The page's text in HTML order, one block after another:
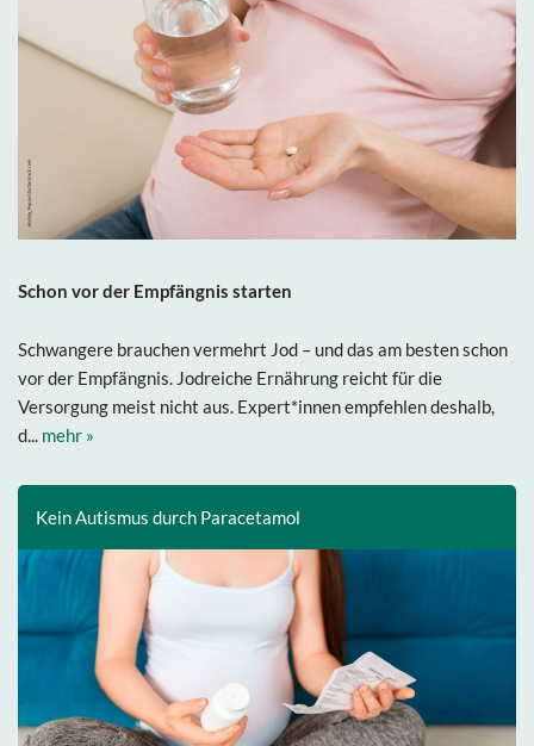
Schon vor der Empfängnis starten
Schwangere brauchen vermehrt Jod – und das am besten schon
vor der Empfängnis. Jodreiche Ernährung reicht für die
Versorgung meist nicht aus. Expert*innen empfehlen deshalb,
d... mehr »
Kein Autismus durch Paracetamol